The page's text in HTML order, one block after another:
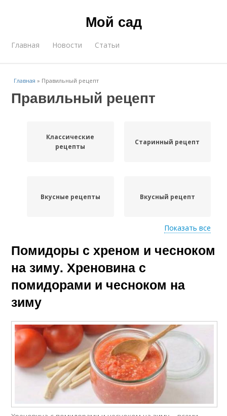
Мой сад
Главная Новости Статьи
Главная » Правильный рецепт
Правильный рецепт
Классические
рецепты
Старинный рецепт
Вкусные рецепты Вкусный рецепт
Рецепт без варки Пошаговые рецепты
Классический рецепт
Рецепт с уксусом
Правильная
хреновина
Показать все
Помидоры с хреном и чесноком
на зиму. Хреновина с
помидорами и чесноком на
зиму